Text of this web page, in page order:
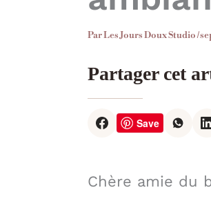
ParLes Jours Doux Studio/
Partager cet
Save
Chère amie du